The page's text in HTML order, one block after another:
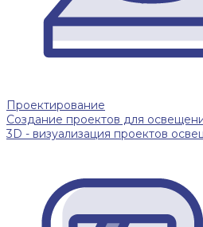
Проектирование
Создание проектов для
3D - визуализация проектов